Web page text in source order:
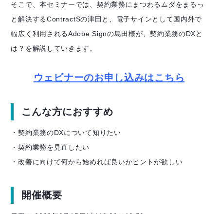
そこで、本セミナーでは、契約業務にまつわるムダをまるっ
と解決するContractSの津田と、電子サインとして国内外で
幅広く利用されるAdobe Signの島田様が、契約業務のDXと
は？を解説していきます。
ウェビナーのお申し込みはこちら
こんな方におすすめ
・契約業務のDXについて知りたい
・契約業務を見直したい
・改善に向けて何から始めれば良いかヒントが欲しい
開催概要